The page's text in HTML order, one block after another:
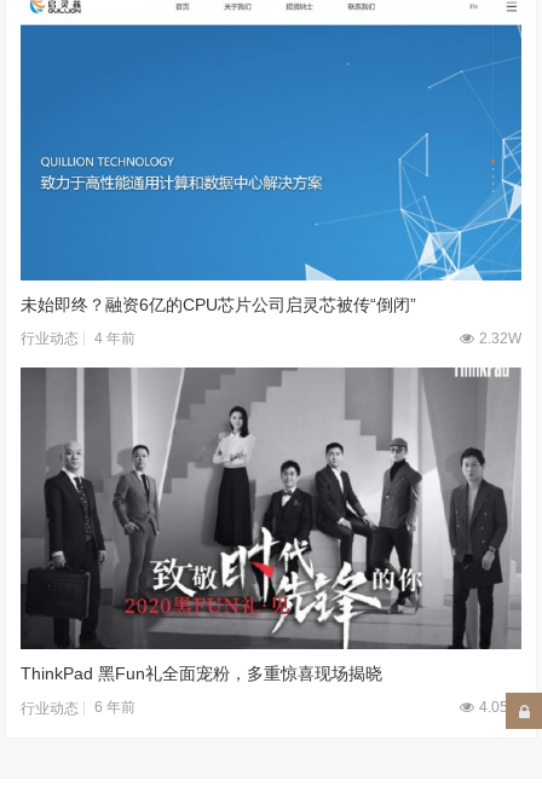
未始即终？融资6亿的CPU芯片公司启灵芯被传“倒闭”
行业动态 4 年前 2.32W
ThinkPad 黑Fun礼全面宠粉，多重惊喜现场揭晓
行业动态 6 年前 4.05W